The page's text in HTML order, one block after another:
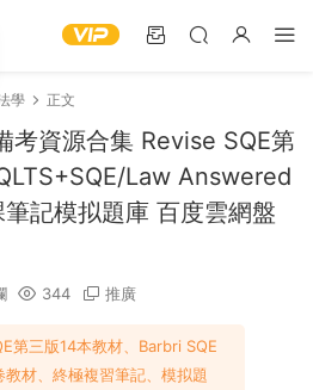
學 正文
考資源合集 Revise SQE第
Law Answered
記模拟題庫 百度雲網盤
344 推廣
第三版14本教材、Barbri SQE
材、終極複習筆記、模拟題